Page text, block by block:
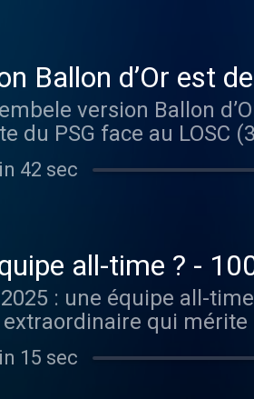
Ballon d’Or est
version Ballon
du PSG face au LOSC
de l'état de forme
il a remis les
42 sec
all-time ? -
: une équipe all-
qui
de tous les
Enrique est-il à jamais
15 sec